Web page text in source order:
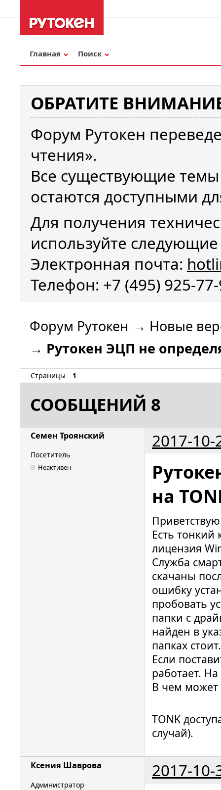
Главная Поиск
ОБРАТИТЕ
Форум Рутокен
чтения».
Все существующие
остаются доступными
Для получения
используйте
Электронная почта:
Телефон: +7 (495) 925-
Форум Рутокен → Новые
→ Рутокен ЭЦП не
Страницы 1
СООБЩЕНИЙ 8
Семен Троянский 2017-10-
Посетитель
Неактивен
на
Есть тонкий
лицензия
Служба
скачаны
ошибку
пробовать
папки с
найден в
папках стоит.
Если
работает.
В чем
TONK
случай).
Ксения Шаврова 2017-10-
Администратор